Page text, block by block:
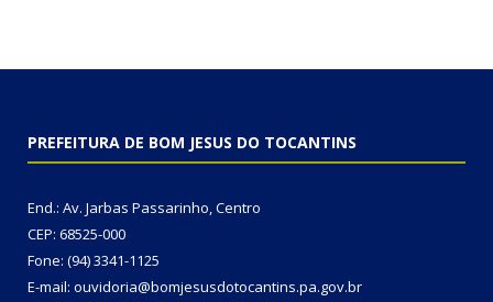
PREFEITURA DE BOM JESUS DO TOCANTINS
End.: Av. Jarbas Passarinho, Centro
CEP: 68525-000
Fone: (94) 3341-1125
E-mail: ouvidoria@bomjesusdotocantins.pa.gov.br